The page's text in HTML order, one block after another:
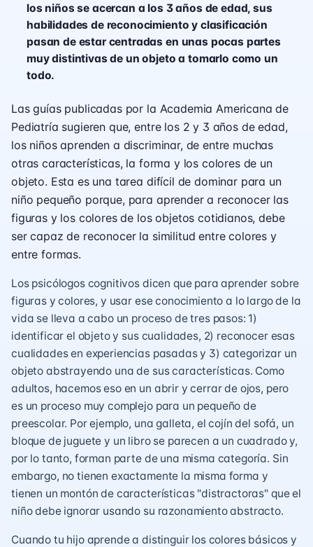
los niños se acercan a los 3 años de edad, sus
habilidades de reconocimiento y clasificación
pasan de estar centradas en unas pocas partes
muy distintivas de un objeto a tomarlo como un
todo.
Las guías publicadas por la Academia Americana de
Pediatría sugieren que, entre los 2 y 3 años de edad,
los niños aprenden a discriminar, de entre muchas
otras características, la forma y los colores de un
objeto. Esta es una tarea difícil de dominar para un
niño pequeño porque, para aprender a reconocer las
figuras y los colores de los objetos cotidianos, debe
ser capaz de reconocer la similitud entre colores y
entre formas.
Los psicólogos cognitivos dicen que para aprender sobre
figuras y colores, y usar ese conocimiento a lo largo de la
vida se lleva a cabo un proceso de tres pasos: 1)
identificar el objeto y sus cualidades, 2) reconocer esas
cualidades en experiencias pasadas y 3) categorizar un
objeto abstrayendo una de sus características. Como
adultos, hacemos eso en un abrir y cerrar de ojos, pero
es un proceso muy complejo para un pequeño de
preescolar. Por ejemplo, una galleta, el cojín del sofá, un
bloque de juguete y un libro se parecen a un cuadrado y,
por lo tanto, forman parte de una misma categoría. Sin
embargo, no tienen exactamente la misma forma y
tienen un montón de características "distractoras" que el
niño debe ignorar usando su razonamiento abstracto.
Cuando tu hijo aprende a distinguir los colores básicos y